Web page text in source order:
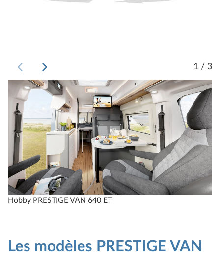
1 / 3
Hobby PRESTIGE VAN 640 ET
Les modèles PRESTIGE VAN